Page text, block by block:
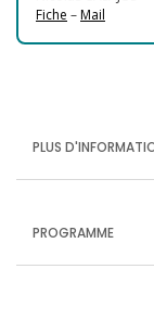
Fiche –Mail
PLUS
PROGRAMME